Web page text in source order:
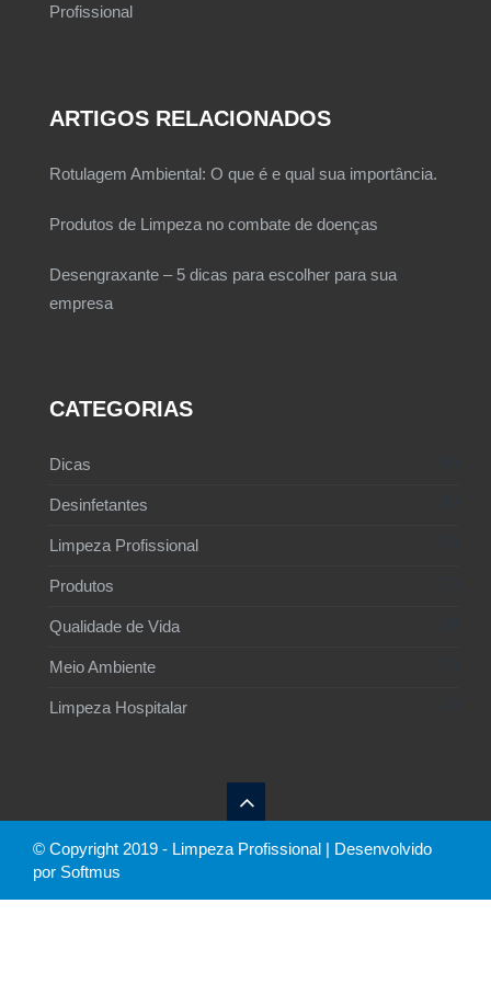
Profissional
ARTIGOS RELACIONADOS
Rotulagem Ambiental: O que é e qual sua importância.
Produtos de Limpeza no combate de doenças
Desengraxante – 5 dicas para escolher para sua
empresa
CATEGORIAS
Dicas
Desinfetantes
Limpeza Profissional
Produtos
Qualidade de Vida
Meio Ambiente
Limpeza Hospitalar
© Copyright 2019 - Limpeza Profissional | Desenvolvido
por Softmus